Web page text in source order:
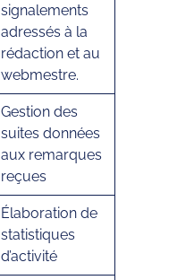
signalements
adressés à la
rédaction et au
webmestre.
Gestion des
suites données
aux remarques
reçues
Élaboration de
statistiques
d’activité